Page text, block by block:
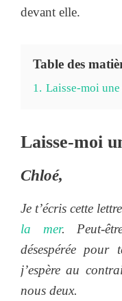
devant elle.
Table des
1. Laisse-moi une
Laisse-moi
Chloé,
Je t’écris cette
la mer. Peut-
désespérée
j’espère au
nous deux.